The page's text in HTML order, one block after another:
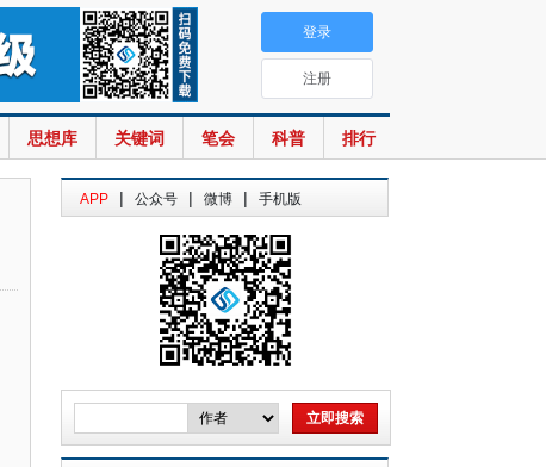
思想库 关键词 笔会 科普 排行
登录
注册
APP | 公众号 | 微博 | 手机版